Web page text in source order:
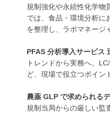
規制強化や永続性化学物
では、食品・環境分析に
を整理し、ラボマネージ
PFAS 分析導入サービス
トレンドから実務へ。
ど、現場で役立つポイン
農薬 GLP で求められる
規制当局からの厳しい監